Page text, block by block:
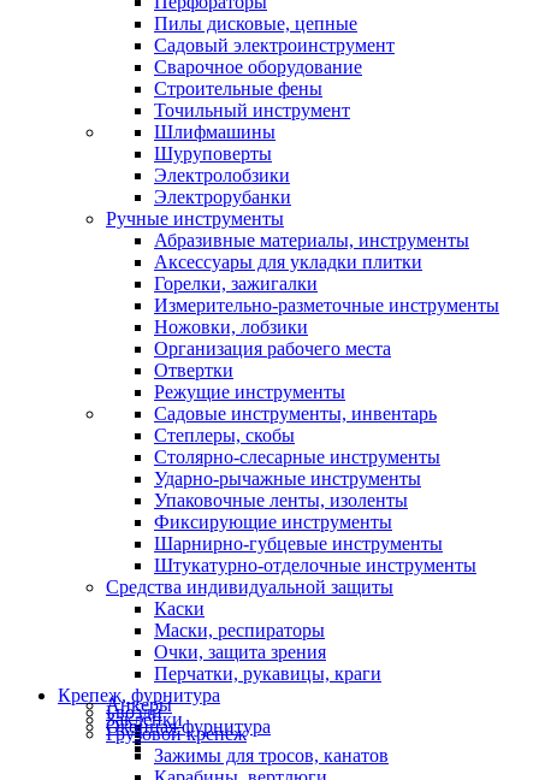
Пилы дисковые, цепные
Садовый электроинструмент
Сварочное оборудование
Строительные фены
Точильный инструмент
Шлифмашины
Шуруповерты
Электролобзики
Электрорубанки
Ручные инструменты
Абразивные материалы, инструменты
Аксессуары для укладки плитки
Горелки, зажигалки
Измерительно-разметочные инструменты
Ножовки, лобзики
Организация рабочего места
Отвертки
Режущие инструменты
Садовые инструменты, инвентарь
Степлеры, скобы
Столярно-слесарные инструменты
Ударно-рычажные инструменты
Упаковочные ленты, изоленты
Фиксирующие инструменты
Шарнирно-губцевые инструменты
Штукатурно-отделочные инструменты
Средства индивидуальной защиты
Каски
Маски, респираторы
Очки, защита зрения
Перчатки, рукавицы, краги
Крепеж, фурнитура
Анкеры
Гвозди
Заклепки
Оконная фурнитура
Грузовой крепеж
Зажимы для тросов, канатов